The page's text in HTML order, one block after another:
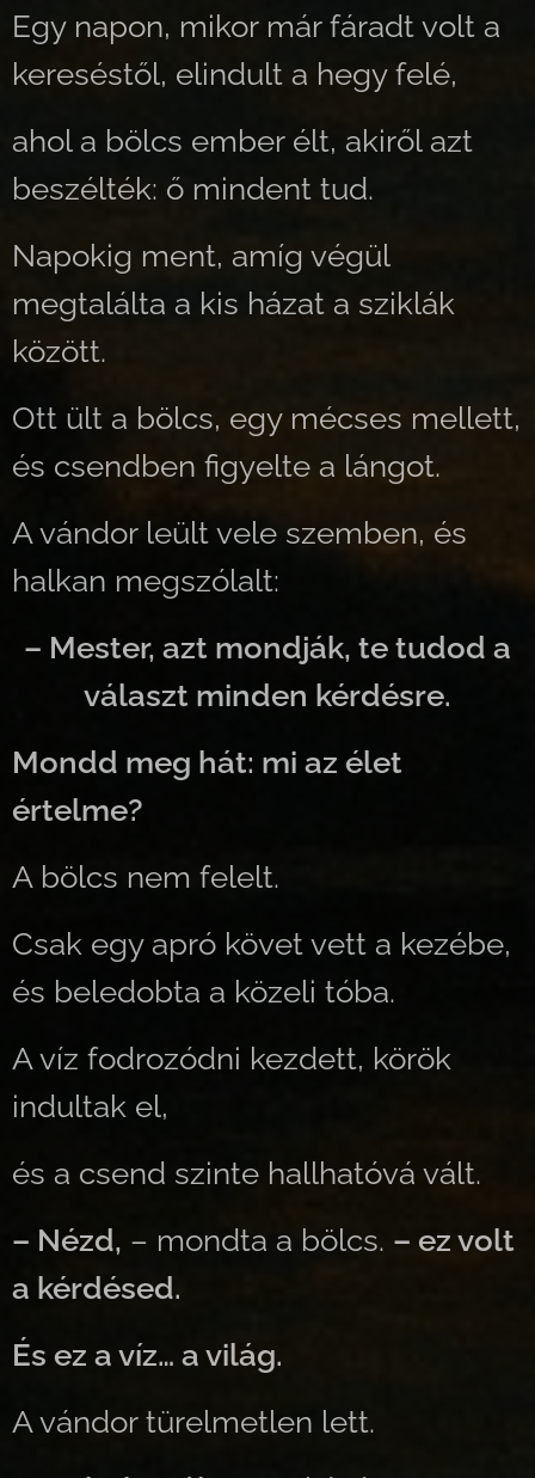
Egy napon, mikor már fáradt volt a
kereséstől, elindult a hegy felé,
ahol a bölcs ember élt, akiről azt
beszélték: ő mindent tud.
Napokig ment, amíg végül
megtalálta a kis házat a sziklák
között.
Ott ült a bölcs, egy mécses mellett,
és csendben figyelte a lángot.
A vándor leült vele szemben, és
halkan megszólalt:
– Mester, azt mondják, te tudod a
választ minden kérdésre.
Mondd meg hát: mi az élet
értelme?
A bölcs nem felelt.
Csak egy apró követ vett a kezébe,
és beledobta a közeli tóba.
A víz fodrozódni kezdett, körök
indultak el,
és a csend szinte hallhatóvá vált.
– Nézd, – mondta a bölcs. – ez volt
a kérdésed.
És ez a víz… a világ.
A vándor türelmetlen lett.